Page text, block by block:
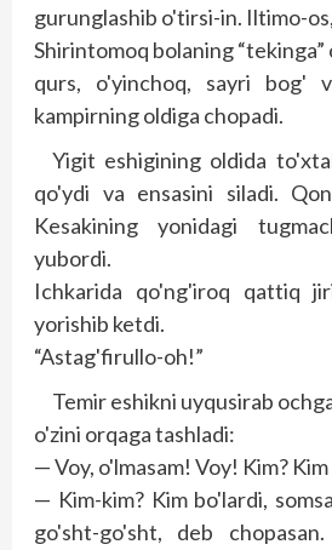
gurunglashib o'tirsi-in. Iltimo-
Shirintomoq bolaning “tekinga”
qurs, o'yinchoq, sayri bog'
kampirning oldiga chopadi.
Yigit eshigining oldida
qo'ydi va ensasini siladi.
Kesakining yonidagi
yubordi.
Ichkarida qo'ng'iroq qattiq
yorishib ketdi.
“Astag'firullo-oh!”
Temir eshikni uyqusirab
o'zini orqaga tashladi:
— Voy, o'lmasam! Voy! Kim?
— Kim-kim? Kim bo'lardi,
go'sht-go'sht, deb